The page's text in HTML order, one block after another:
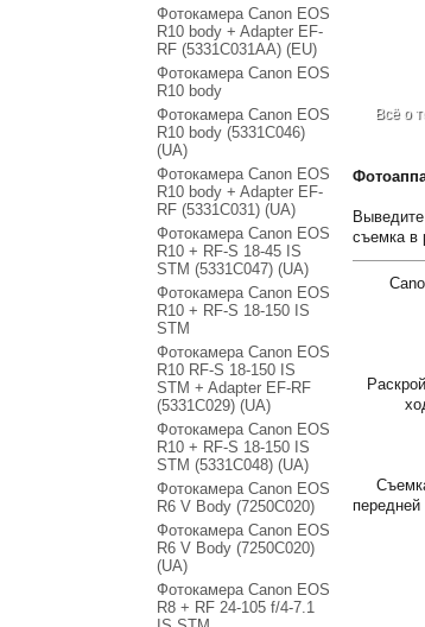
Всё о
съемка в
Фотокамера Canon EOS
R10 body + Adapter EF-
RF (5331C031AA) (EU)
Фотокамера Canon EOS
R10 body
Фотокамера Canon EOS
R10 body (5331C046)
(UA)
Фотокамера Canon EOS
R10 body + Adapter EF-
RF (5331C031) (UA)
Фотокамера Canon EOS
R10 + RF-S 18-45 IS
STM (5331C047) (UA)
Фотокамера Canon EOS
R10 + RF-S 18-150 IS
STM
Фотокамера Canon EOS
R10 RF-S 18-150 IS
STM + Adapter EF-RF
(5331C029) (UA)
Фотокамера Canon EOS
R10 + RF-S 18-150 IS
STM (5331C048) (UA)
Фотокамера Canon EOS
R6 V Body (7250C020)
Фотокамера Canon EOS
R6 V Body (7250C020)
(UA)
Фотокамера Canon EOS
R8 + RF 24-105 f/4-7.1